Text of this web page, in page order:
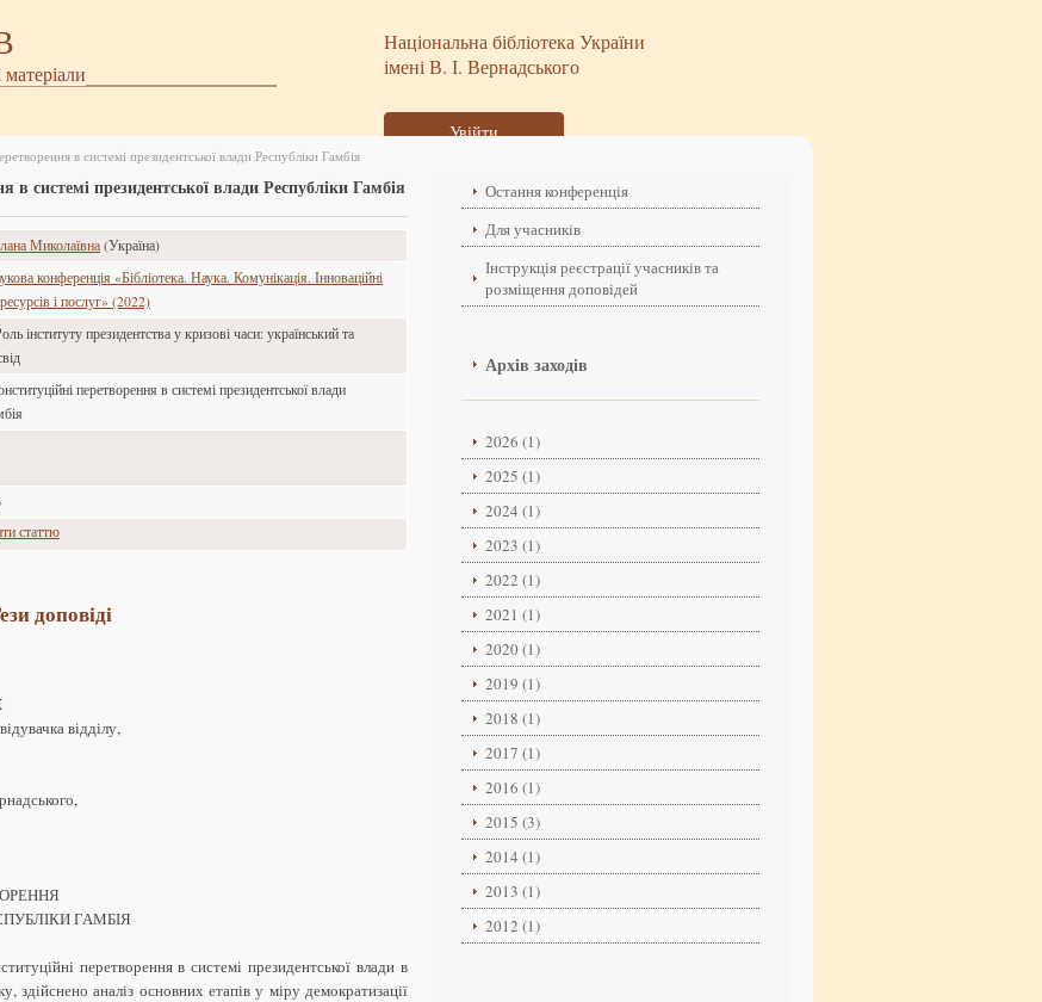
матеріали
Національна бібліотека України
імені В. І. Вернадського
Увійти
в системі президентської влади Республіки Гамбія
в системі президентської влади Республіки Гамбія
Миколаївна (Україна)
конференція «Бібліотека. Наука. Комунікація. Інноваційні
і послуг» (2022)
інституту президентства у кризові часи: український та
перетворення в системі президентської влади
статтю
доповіді
відділу,
ГАМБІЯ
перетворення в системі президентської влади в
здійснено аналіз основних етапів у міру демократизації
Остання конференція
Для учасників
Інструкція реєстрації учасників та
розміщення доповідей
Архів заходів
2026 (1)
2025 (1)
2024 (1)
2023 (1)
2022 (1)
2021 (1)
2020 (1)
2019 (1)
2018 (1)
2017 (1)
2016 (1)
2015 (3)
2014 (1)
2013 (1)
2012 (1)